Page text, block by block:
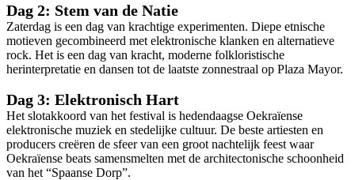
Dag 2: Stem van de Natie
Zaterdag is een dag van krachtige experimenten. Diepe etnische
motieven gecombineerd met elektronische klanken en alternatieve
rock. Het is een dag van kracht, moderne folkloristische
herinterpretatie en dansen tot de laatste zonnestraal op Plaza Mayor.
Dag 3: Elektronisch Hart
Het slotakkoord van het festival is hedendaagse Oekraïense
elektronische muziek en stedelijke cultuur. De beste artiesten en
producers creëren de sfeer van een groot nachtelijk feest waar
Oekraïense beats samensmelten met de architectonische schoonheid
van het “Spaanse Dorp”.